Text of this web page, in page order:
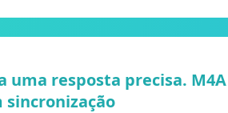
uma resposta precisa.
sincronização